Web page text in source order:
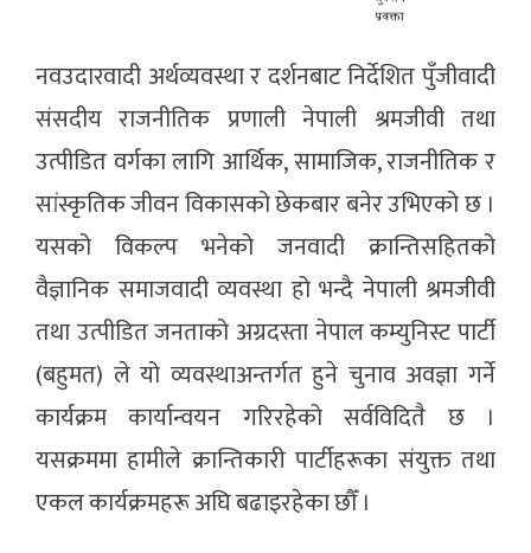
नवउदारवादी अर्थव्यवस्था र दर्शनबाट निर्देशित पुँजीवादी
संसदीय राजनीतिक प्रणाली नेपाली श्रमजीवी तथा
उत्पीडित वर्गका लागि आर्थिक, सामाजिक, राजनीतिक र
सांस्कृतिक जीवन विकासको छेकबार बनेर उभिएको छ ।
यसको विकल्प भनेको जनवादी क्रान्तिसहितको
वैज्ञानिक समाजवादी व्यवस्था हो भन्दै नेपाली श्रमजीवी
तथा उत्पीडित जनताको अग्रदस्ता नेपाल कम्युनिस्ट पार्टी
(बहुमत) ले यो व्यवस्थाअन्तर्गत हुने चुनाव अवज्ञा गर्ने
कार्यक्रम कार्यान्वयन गरिरहेको सर्वविदितै छ ।
यसक्रममा हामीले क्रान्तिकारी पार्टीहरूका संयुक्त तथा
एकल कार्यक्रमहरू अघि बढाइरहेका छौँ ।